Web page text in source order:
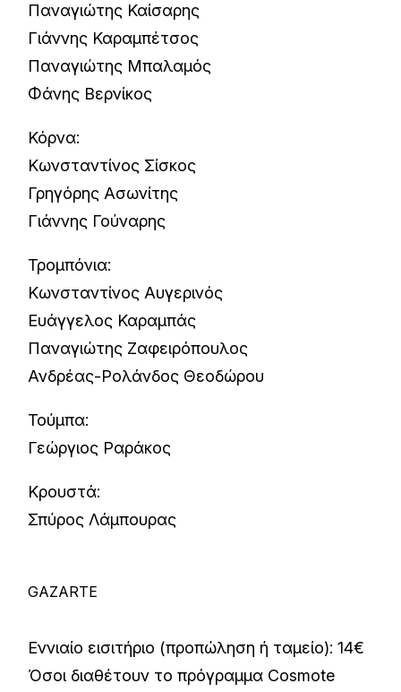
Παναγιώτης Καίσαρης
Γιάννης Καραμπέτσος
Παναγιώτης Μπαλαμός
Φάνης Βερνίκος
Κόρνα:
Κωνσταντίνος Σίσκος
Γρηγόρης Ασωνίτης
Γιάννης Γούναρης
Τρομπόνια:
Κωνσταντίνος Αυγερινός
Ευάγγελος Καραμπάς
Παναγιώτης Ζαφειρόπουλος
Ανδρέας-Ρολάνδος Θεοδώρου
Τούμπα:
Γεώργιος Ραράκος
Κρουστά:
Σπύρος Λάμπουρας
GAZARTE
Εννιαίο εισιτήριο (προπώληση ή ταμείο): 14€
Όσοι διαθέτουν το πρόγραμμα Cosmote